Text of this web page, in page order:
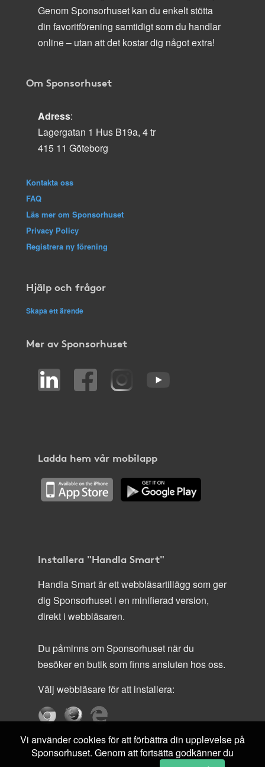
Genom Sponsorhuset kan du enkelt stötta
din favoritförening samtidigt som du handlar
online – utan att det kostar dig något extra!
Om Sponsorhuset
Adress:
Lagergatan 1 Hus B19a, 4 tr
415 11 Göteborg
Kontakta oss
FAQ
Läs mer om Sponsorhuset
Privacy Policy
Registrera ny förening
Hjälp och frågor
Skapa ett ärende
Mer av Sponsorhuset
Ladda hem vår mobilapp
Installera "Handla Smart"
Handla Smart är ett webbläsartillägg som ger
dig Sponsorhuset i en minifierad version,
direkt i webbläsaren.
Du påminns om Sponsorhuset när du
besöker en butik som finns ansluten hos oss.
Välj webbläsare för att installera:
Vi använder cookies för att förbättra din upplevelse på
Sponsorhuset. Genom att fortsätta godkänner du